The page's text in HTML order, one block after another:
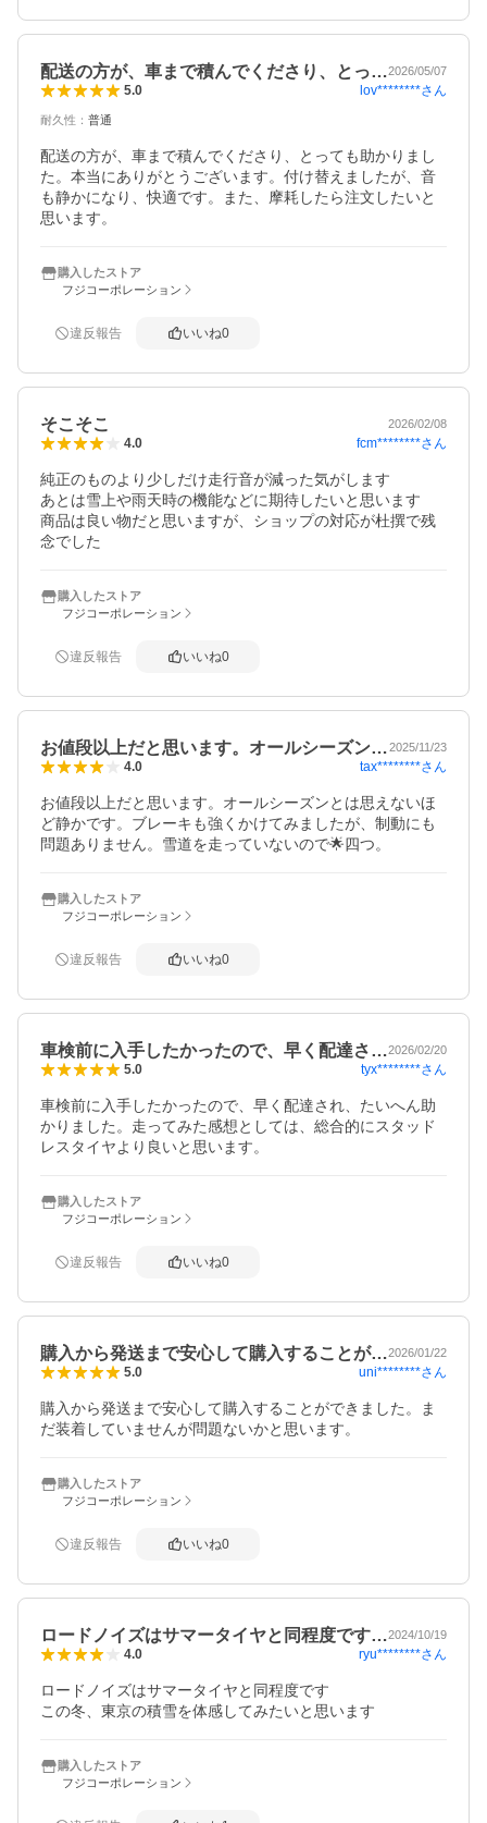
配送の方が、車まで積んでくださり、とっ…2026/05/07
5.0 lov********さん
耐久性 ： 普通
配送の方が、車まで積んでくださり、とっても助かりまし
た。本当にありがとうございます。付け替えましたが、音
も静かになり、快適です。また、摩耗したら注文したいと
思います。
購入したストア
フジコーポレーション
違反報告 いいね0
そこそこ 2026/02/08
4.0 fcm********さん
純正のものより少しだけ走行音が減った気がします
あとは雪上や雨天時の機能などに期待したいと思います
商品は良い物だと思いますが、ショップの対応が杜撰で残
念でした
購入したストア
フジコーポレーション
違反報告 いいね0
お値段以上だと思います。オールシーズン…2025/11/23
4.0 tax********さん
お値段以上だと思います。オールシーズンとは思えないほ
ど静かです。ブレーキも強くかけてみましたが、制動にも
問題ありません。雪道を走っていないので🌟四つ。
購入したストア
フジコーポレーション
違反報告 いいね0
車検前に入手したかったので、早く配達さ…2026/02/20
5.0 tyx********さん
車検前に入手したかったので、早く配達され、たいへん助
かりました。走ってみた感想としては、総合的にスタッド
レスタイヤより良いと思います。
購入したストア
フジコーポレーション
違反報告 いいね0
購入から発送まで安心して購入することが…2026/01/22
5.0 uni********さん
購入から発送まで安心して購入することができました。ま
だ装着していませんが問題ないかと思います。
購入したストア
フジコーポレーション
違反報告 いいね0
ロードノイズはサマータイヤと同程度です…2024/10/19
4.0 ryu********さん
ロードノイズはサマータイヤと同程度です
この冬、東京の積雪を体感してみたいと思います
購入したストア
フジコーポレーション